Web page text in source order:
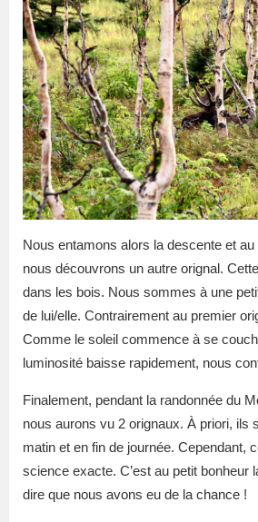
Nous entamons alors la descente et
nous découvrons un autre orignal.
dans les bois. Nous sommes à une
de lui/elle. Contrairement au premier
Comme le soleil commence à se
luminosité baisse rapidement, nous
Finalement, pendant la randonnée du
nous aurons vu 2 orignaux. À priori, ils
matin et en fin de journée. Cependant,
science exacte. C’est au petit bonheur
dire que nous avons eu de la chance !